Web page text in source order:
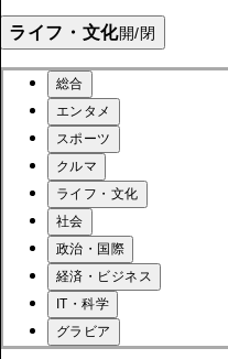
ライフ・文化開/閉
総合
エンタメ
スポーツ
クルマ
ライフ・文化
社会
政治・国際
経済・ビジネス
IT・科学
グラビア